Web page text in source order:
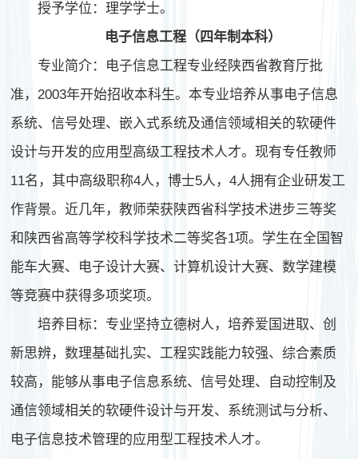
授予学位：理学学士。
电子信息工程（四年制本科）
专业简介：电子信息工程专业经陕西省教育厅批
准，2003年开始招收本科生。本专业培养从事电子信息
系统、信号处理、嵌入式系统及通信领域相关的软硬件
设计与开发的应用型高级工程技术人才。现有专任教师
11名，其中高级职称4人，博士5人，4人拥有企业研发工
作背景。近几年，教师荣获陕西省科学技术进步三等奖
和陕西省高等学校科学技术二等奖各1项。学生在全国智
能车大赛、电子设计大赛、计算机设计大赛、数学建模
等竞赛中获得多项奖项。
培养目标：专业坚持立德树人，培养爱国进取、创
新思辨，数理基础扎实、工程实践能力较强、综合素质
较高，能够从事电子信息系统、信号处理、自动控制及
通信领域相关的软硬件设计与开发、系统测试与分析、
电子信息技术管理的应用型工程技术人才。